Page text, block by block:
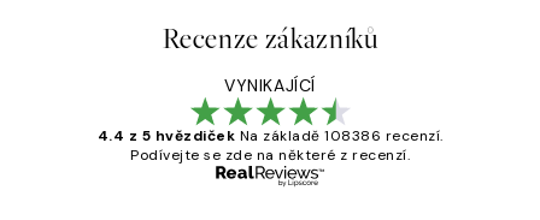
Recenze zákazníků
VYNIKAJÍCÍ
4.4 z 5 hvězdiček Na základě 108386 recenzí.
Podívejte se zde na některé z recenzí.